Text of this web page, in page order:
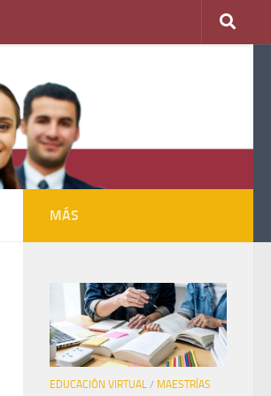
MÁS
EDUCACIÓN VIRTUAL / MAESTRÍAS